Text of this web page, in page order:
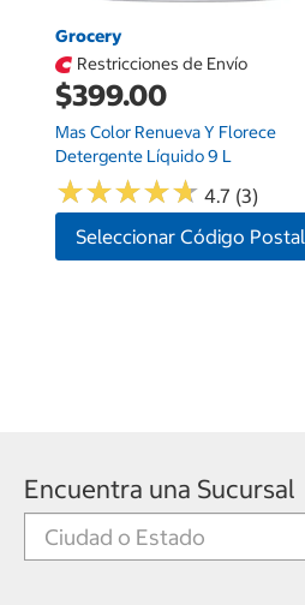
Grocery
Restricciones de Envío
$399.00
Mas Color Renueva Y Florece
Detergente Líquido 9 L
★★★★★
★★★★★ 4.7 (3)
Seleccionar Código Postal
Encuentra una Sucursal